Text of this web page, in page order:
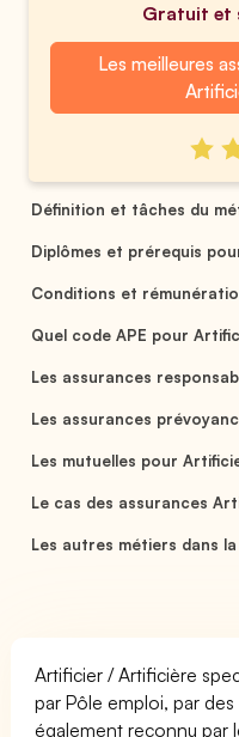
Gratuit et
Les meilleures
Définition et tâches du
Diplômes et prérequis
Conditions et
Quel code APE pour
Les assurances
Les assurances
Les mutuelles pour
Le cas des assurances
Les autres métiers dans
Artificier / Artificière
par Pôle emploi, par
également reconnu par